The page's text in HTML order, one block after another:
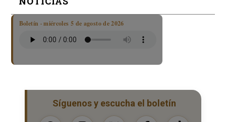
Boletín · miércoles 5 de agosto de 2026
Síguenos y escucha el boletín